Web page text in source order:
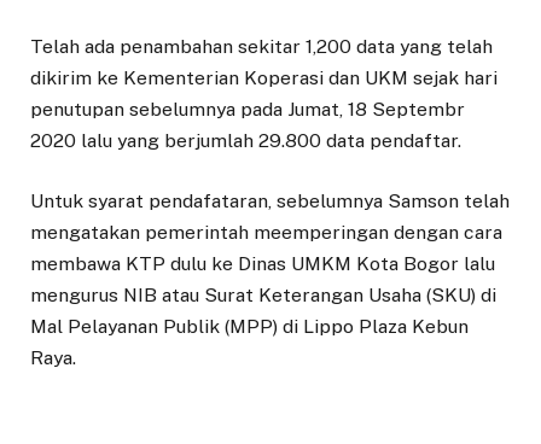
Telah ada penambahan sekitar 1,200 data yang telah
dikirim ke Kementerian Koperasi dan UKM sejak hari
penutupan sebelumnya pada Jumat, 18 Septembr
2020 lalu yang berjumlah 29.800 data pendaftar.
Untuk syarat pendafataran, sebelumnya Samson telah
mengatakan pemerintah meemperingan dengan cara
membawa KTP dulu ke Dinas UMKM Kota Bogor lalu
mengurus NIB atau Surat Keterangan Usaha (SKU) di
Mal Pelayanan Publik (MPP) di Lippo Plaza Kebun
Raya.